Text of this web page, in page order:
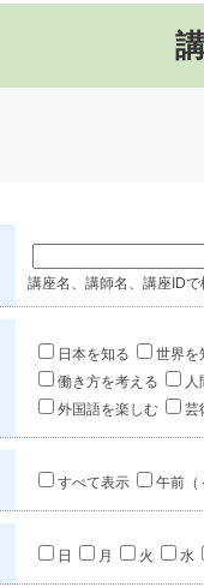
講座名、講師名、講座IDで
日本を知る
世界を
働き方を考える
人
外国語を楽しむ
芸
すべて表示 午前（
日 月 火 水